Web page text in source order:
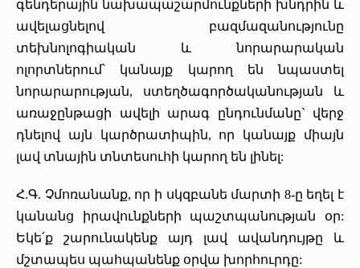
գենդերային նախապաշարմունքների խնդրին և
ավելացնելով բազմազանությունը
տեխնոլոգիական և նորարարական
ոլորտներում՝ կանայք կարող են նպաստել
նորարարության, ստեղծագործականության և
առաջընթացի ավելի արագ ընդունմանը` վերջ
դնելով այն կարծրատիպին, որ կանայք միայն
լավ տնային տնտեսուհի կարող են լինել:
Հ.Գ. Չմոռանանք, որ ի սկզբանե մարտի 8-ը եղել է
կանանց իրավունքների պաշտպանության օր:
Եկե՛ք շարունակենք այդ լավ ավանդույթը և
մշտապես պահպանենք օրվա խորհուրդը: